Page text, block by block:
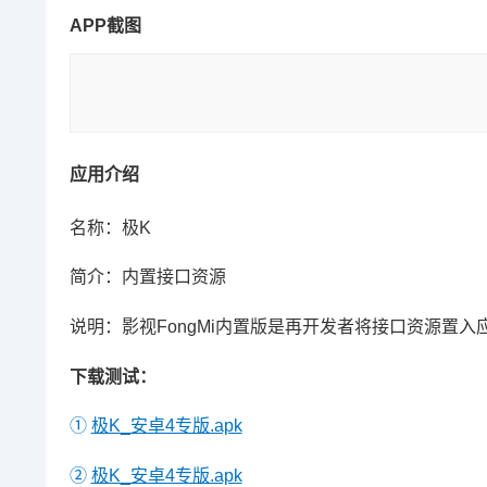
APP截图
应用介绍
名称：极K
简介：内置接口资源
说明：影视FongMi内置版是再开发者将接口资源置入
下载测试：
① 极K_安卓4专版.apk
② 极K_安卓4专版.apk